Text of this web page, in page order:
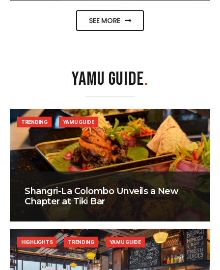
SEE MORE
YAMU GUIDE.
Shangri-La Colombo Unveils a New
Chapter at Tiki Bar
TRENDING YAMU GUIDE
HIGHLIGHTS TRENDING YAMU GUIDE